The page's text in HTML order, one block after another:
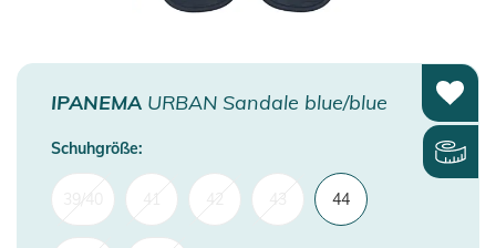
IPANEMA URBAN Sandale blue/blue
Schuhgröße:
44